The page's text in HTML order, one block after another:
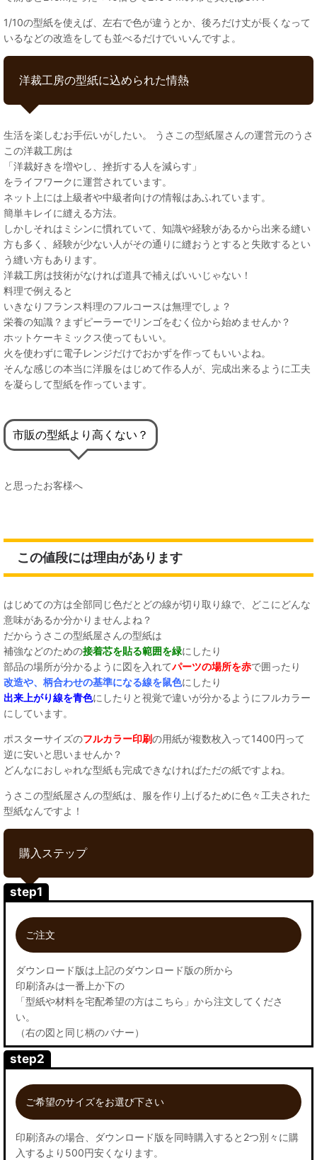
1/10の型紙を使えば、左右で色が違うとか、後ろだけ丈が長くなって
いるなどの改造をしても並べるだけでいいんですよ。
洋裁工房の型紙に込められた情熱
生活を楽しむお手伝いがしたい。 うさこの型紙屋さんの運営元のうさ
この洋裁工房は
「洋裁好きを増やし、挫折する人を減らす」
をライフワークに運営されています。
ネット上には上級者や中級者向けの情報はあふれています。
簡単キレイに縫える方法。
しかしそれはミシンに慣れていて、知識や経験があるから出来る縫い
方も多く、経験が少ない人がその通りに縫おうとすると失敗するとい
う縫い方もあります。
洋裁工房は技術がなければ道具で補えばいいじゃない！
料理で例えると
いきなりフランス料理のフルコースは無理でしょ？
栄養の知識？まずピーラーでリンゴをむく位から始めませんか？
ホットケーキミックス使ってもいい。
火を使わずに電子レンジだけでおかずを作ってもいいよね。
そんな感じの本当に洋服をはじめて作る人が、完成出来るように工夫
を凝らして型紙を作っています。
市販の型紙より高くない？
と思ったお客様へ
この値段には理由があります
はじめての方は全部同じ色だとどの線が切り取り線で、どこにどんな
意味があるか分かりませんよね？
だからうさこの型紙屋さんの型紙は
補強などのための接着芯を貼る範囲を緑にしたり
部品の場所が分かるように図を入れてパーツの場所を赤で囲ったり
改造や、柄合わせの基準になる線を鼠色にしたり
出来上がり線を青色にしたりと視覚で違いが分かるようにフルカラー
にしています。
ポスターサイズのフルカラー印刷の用紙が複数枚入って1400円って
逆に安いと思いませんか？
どんなにおしゃれな型紙も完成できなければただの紙ですよね。
うさこの型紙屋さんの型紙は、服を作り上げるために色々工夫された
型紙なんですよ！
購入ステップ
step1
ご注文
ダウンロード版は上記のダウンロード版の所から
印刷済みは一番上か下の
「型紙や材料を宅配希望の方はこちら」から注文してくださ
い。
（右の図と同じ柄のバナー）
step2
ご希望のサイズをお選び下さい
印刷済みの場合、ダウンロード版を同時購入すると2つ別々に購
入するより500円安くなります。